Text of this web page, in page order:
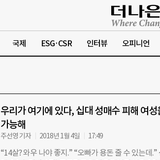
국제 ESG·CSR 인터뷰 오피니언
우리가 여기에 있다, 십대 성매수 피해 여
가능해
주선영 기자 2018년 1월 4일 17:49
“14살? 와우 나야 좋지.” “오빠가 용돈 줄 수 있는데